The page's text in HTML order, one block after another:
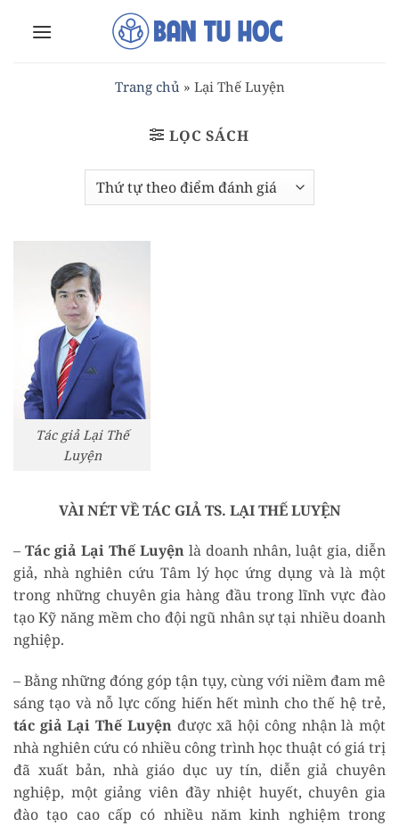
Trang chủ» Lại Thế Luyện
LỌC SÁCH
Tác giả Lại Thế
Luyện
VÀI NÉT VỀ TÁC GIẢ TS. LẠI THẾ LUYỆN
– Tác giả Lại Thế Luyện là doanh nhân, luật gia, diễn
giả, nhà nghiên cứu Tâm lý học ứng dụng và là một
trong những chuyên gia hàng đầu trong lĩnh vực đào
tạo Kỹ năng mềm cho đội ngũ nhân sự tại nhiều doanh
nghiệp.
– Bằng những đóng góp tận tụy, cùng với niềm đam mê
sáng tạo và nỗ lực cống hiến hết mình cho thế hệ trẻ,
tác giả Lại Thế Luyệnđược xã hội công nhận là một
nhà nghiên cứu có nhiều công trình học thuật có giá trị
đã xuất bản, nhà giáo dục uy tín, diễn giả chuyên
nghiệp, một giảng viên đầy nhiệt huyết, chuyên gia
đào tạo cao cấp có nhiều năm kinh nghiệm trong